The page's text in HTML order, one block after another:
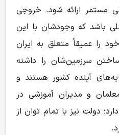
مستمر ارائه شود. خروجی
باشد که وجودشان با این
عمیقاً متعلق به ایران
سرزمین‌شان را داشته
آینده کشور هستند و
و مدیران آموزشی در
دولت نیز با تمام توان از